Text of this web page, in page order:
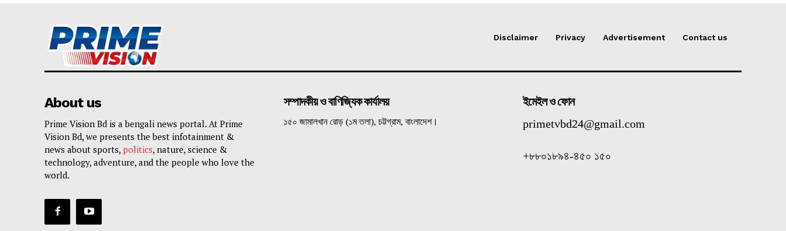
Disclaimer Privacy Advertisement Contact us
About us
Prime Vision Bd is a bengali news portal. At Prime
Vision Bd, we presents the best infotainment &
news about sports, politics, nature, science &
technology, adventure, and the people who love the
world.
সম্পাদকীয় ও বাণিজ্যিক কার্যালয়
১৫০ জামালখান রোড় (১ম তলা), চট্টগ্রাম, বাংলাদেশ।
ইমেইল ও ফোন
primetvbd24@gmail.com
+৮৮০১৮৯৪-৪৫০ ১৫০